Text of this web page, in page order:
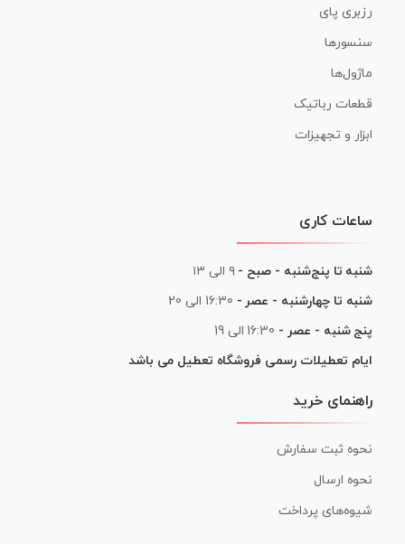
رزبری پای
سنسورها
ماژول‌ها
قطعات رباتیک
ابزار و تجهیزات
ساعات کاری
شنبه تا پنج‌شنبه - صبح - ۹ الی ۱۳
شنبه تا چهارشنبه - عصر - 16:30 الی 20
پنج شنبه - عصر - 16:30 الی 19
ایام تعطیلات رسمی فروشگاه تعطیل می باشد
راهنمای خرید
نحوه ثبت سفارش
نحوه ارسال
شیوه‌های پرداخت